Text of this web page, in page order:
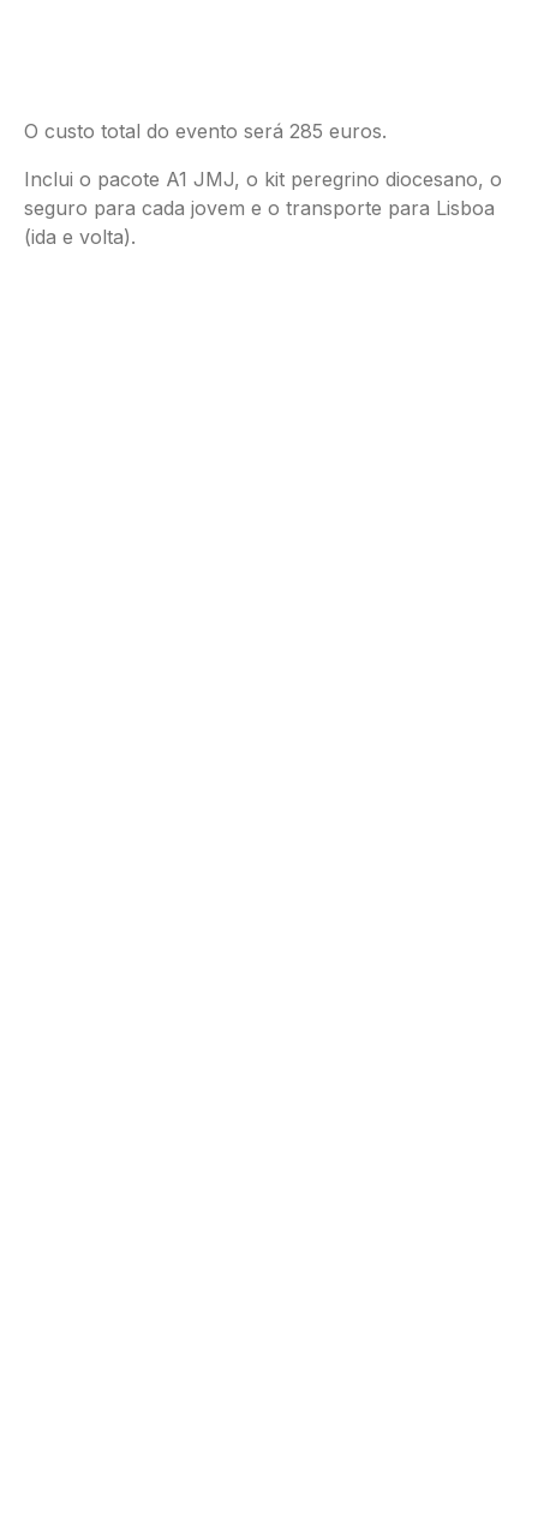
O custo total do evento será 285 euros.
Inclui o pacote A1 JMJ, o kit peregrino diocesano, o
seguro para cada jovem e o transporte para Lisboa
(ida e volta).